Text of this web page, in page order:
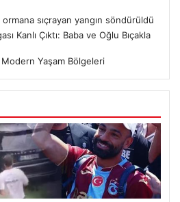
sıçrayan yangın söndürüldü
Kanlı Çıktı: Baba ve Oğlu Bıçakla
Yaşam Bölgeleri